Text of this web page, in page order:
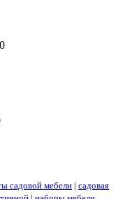
садовой мебели | садовая